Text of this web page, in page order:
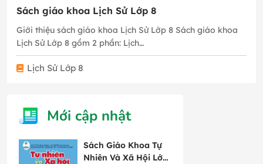
Sách giáo khoa Lịch Sử Lớp 8
Giới thiệu sách giáo khoa Lịch Sử Lớp 8 Sách giáo khoa
Lịch Sử Lớp 8 gồm 2 phần: Lịch…
Lịch Sử Lớp 8
Mới cập nhật
Sách Giáo Khoa Tự
Nhiên Và Xã Hội Lớp